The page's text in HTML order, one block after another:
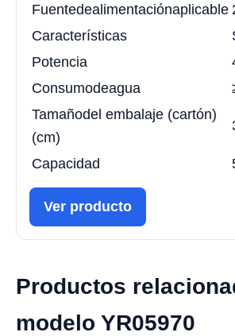
Fuentedealimentaciónaplicable
Características
Potencia
Consumodeagua
Tamañodel embalaje (cartón)
(cm)
Capacidad
Ver producto
Productos
modelo YR05970